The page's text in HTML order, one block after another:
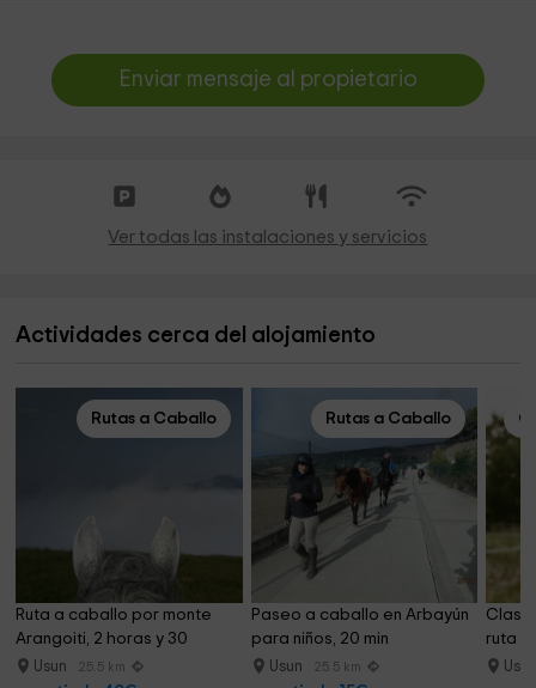
Enviar mensaje al propietario
Ver todas las instalaciones y servicios
Actividades cerca del alojamiento
Rutas a Caballo
Ruta a caballo por monte
Arangoiti, 2 horas y 30
Usun 25.5 km
Rutas a Caballo
Paseo a caballo en Arbayún
para niños, 20 min
Usun 25.5 km
Clase
ruta